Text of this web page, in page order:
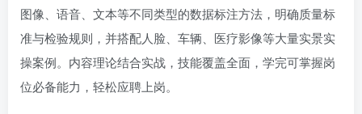
图像、语音、文本等不同类型的数据标注方法，明确质量标
准与检验规则，并搭配人脸、车辆、医疗影像等大量实景实
操案例。内容理论结合实战，技能覆盖全面，学完可掌握岗
位必备能力，轻松应聘上岗。